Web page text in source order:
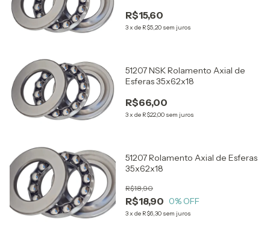
R$15,60
3x de R$5,20 sem juros
51207 NSK Rolamento Axial de
Esferas 35x62x18
R$66,00
3x de R$22,00 sem juros
51207 Rolamento Axial de Esferas
35x62x18
R$18,90
R$18,90
0% OFF
3x de R$6,30 sem juros